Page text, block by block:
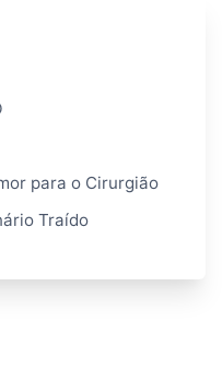
para o Cirurgião
Traído